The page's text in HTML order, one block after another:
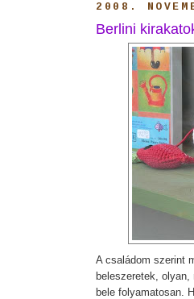
2008.
Berlini
A családom szerint
beleszeretek,
bele folyamatosan.